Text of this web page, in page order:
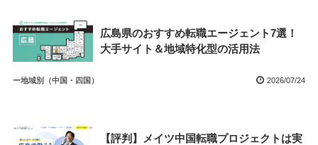
広島県のおすすめ転職エージェント7選！
大手サイト＆地域特化型の活用法
ー地域別（中国・四国） 2026/07/24
【評判】メイツ中国転職プロジェクトは実